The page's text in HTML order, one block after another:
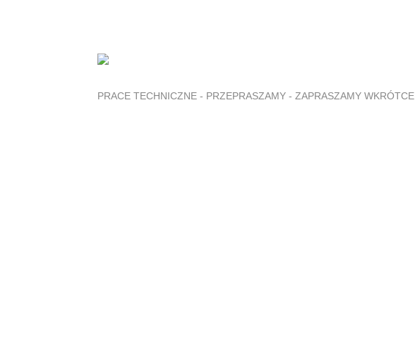
PRACE TECHNICZNE - PRZEPRASZAMY - ZAPRASZAMY WKRÓTCE